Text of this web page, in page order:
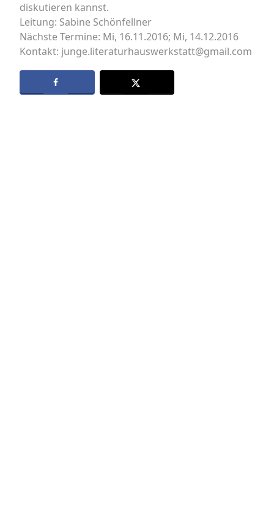
diskutieren kannst.
Leitung: Sabine Schönfellner
Nächste Termine: Mi, 16.11.2016; Mi, 14.12.2016
Kontakt: junge.literaturhauswerkstatt@gmail.com